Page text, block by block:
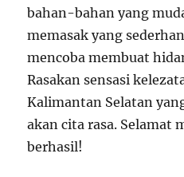
bahan-bahan yang
memasak yang
mencoba membuat
Rasakan sensasi
Kalimantan Selatan
akan cita rasa. Selamat
berhasil!